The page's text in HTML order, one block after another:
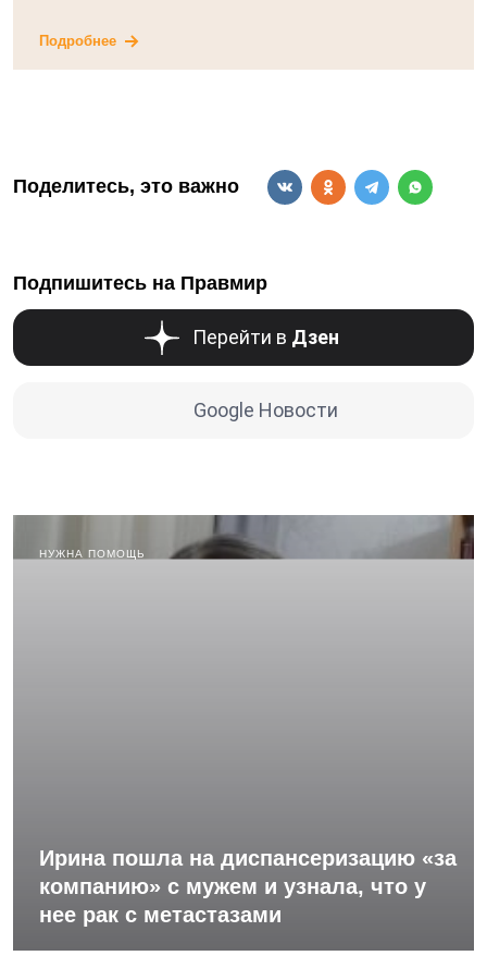
Подробнее
Поделитесь, это важно
Подпишитесь на Правмир
Перейти в Дзен
Google Новости
НУЖНА ПОМОЩЬ
Ирина пошла на диспансеризацию «за
компанию» с мужем и узнала, что у
нее рак с метастазами